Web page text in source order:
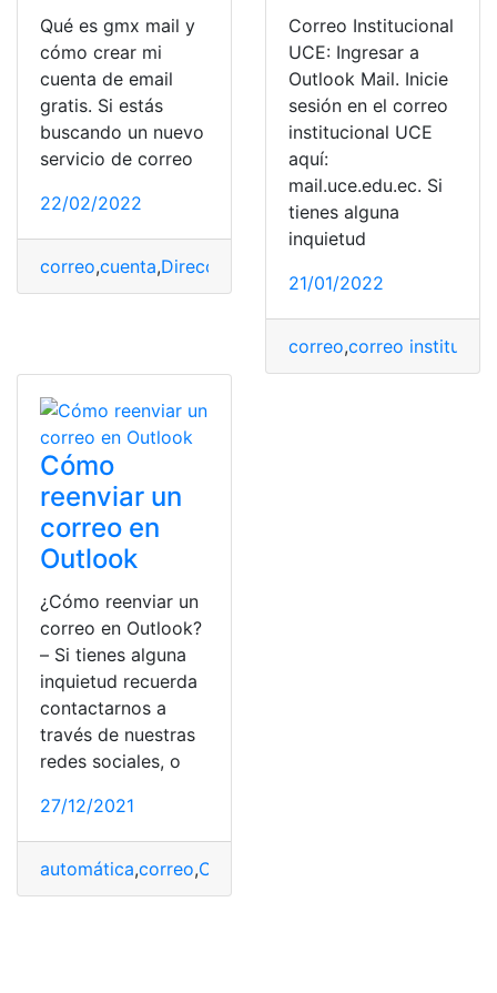
Qué es gmx mail y
cómo crear mi
cuenta de email
gratis. Si estás
buscando un nuevo
servicio de correo
22/02/2022
correo,cuenta,Dirección
Correo Institucional
UCE: Ingresar a
Outlook Mail. Inicie
sesión en el correo
institucional UCE
aquí:
mail.uce.edu.ec. Si
tienes alguna
inquietud
21/01/2022
correo,correo
Cómo
reenviar un
correo en
Outlook
¿Cómo reenviar un
correo en Outlook?
– Si tienes alguna
inquietud recuerda
contactarnos a
través de nuestras
redes sociales, o
27/12/2021
automática,correo,Correo electrónico